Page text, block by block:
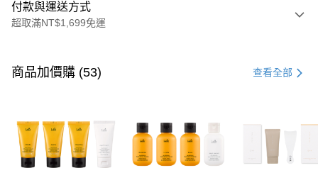
付款與運送方式
超取滿NT$1,699免運
信用卡一次付款
3 期 0 利率 每期NT$153
合作金庫商業銀行
第一商業銀行
華南商業銀行
彰化商業銀行
6 期 0 利率 每期 NT$76 21家銀行
合作金庫商業銀行
第一商業銀行
超商取貨付款
商品加價購 (53) 查看全部